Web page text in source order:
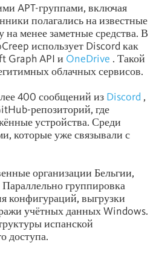
APT-группами, включая
полагались на известные
на менее заметные средства. В
использует Discord как
Graph API и OneDrive . Такой
облачных сервисов.
400 сообщений из Discord ,
репозиторий, где
устройства. Среди
которые уже связывали с
организации Бельгии,
группировка
конфигураций, выгрузки
учётных данных Windows.
испанской
доступа.